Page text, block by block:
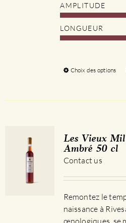
AMPLITUDE
LONGUEUR
Choix des options
Les Vieux
Ambré 50 cl
Contact us
Remontez le
naissance à
œnologiques, se